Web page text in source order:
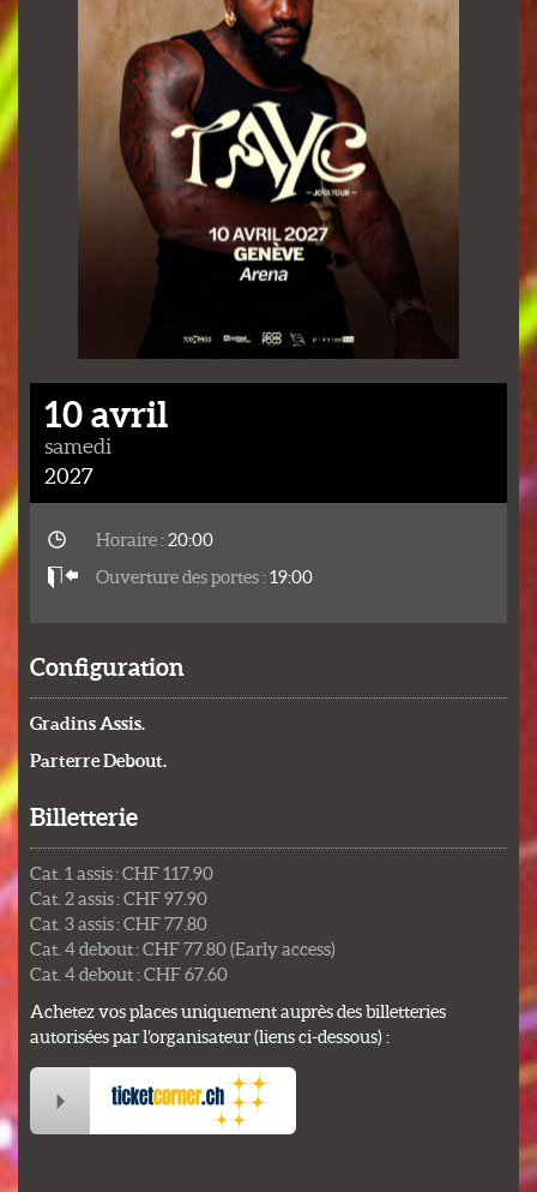
10 avril
samedi
2027
Horaire :20:00
Ouverture des portes :19:00
Configuration
Gradins Assis.
Parterre Debout.
Billetterie
Cat. 1 assis : CHF 117.90
Cat. 2 assis : CHF 97.90
Cat. 3 assis : CHF 77.80
Cat. 4 debout : CHF 77.80 (Early access)
Cat. 4 debout : CHF 67.60
Achetez vos places uniquement auprès des billetteries
autorisées par l’organisateur (liens ci-dessous) :